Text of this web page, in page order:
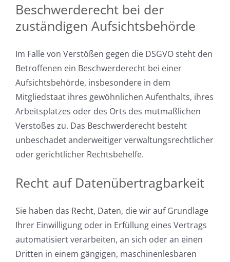
Beschwerde­recht bei der
zuständigen Aufsichts­behörde
Im Falle von Verstößen gegen die DSGVO steht den
Betroffenen ein Beschwerderecht bei einer
Aufsichtsbehörde, insbesondere in dem
Mitgliedstaat ihres gewöhnlichen Aufenthalts, ihres
Arbeitsplatzes oder des Orts des mutmaßlichen
Verstoßes zu. Das Beschwerderecht besteht
unbeschadet anderweitiger verwaltungsrechtlicher
oder gerichtlicher Rechtsbehelfe.
Recht auf Daten­übertrag­barkeit
Sie haben das Recht, Daten, die wir auf Grundlage
Ihrer Einwilligung oder in Erfüllung eines Vertrags
automatisiert verarbeiten, an sich oder an einen
Dritten in einem gängigen, maschinenlesbaren